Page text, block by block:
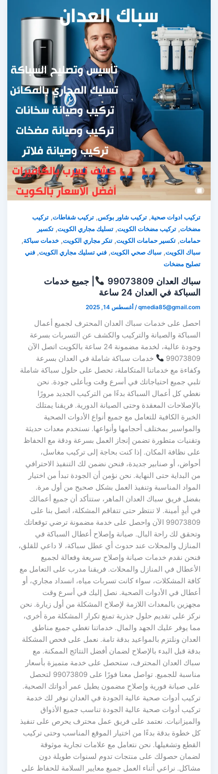
تركيب ادوات صحية,تركيب شاور بوكس,تركيب شفاطات,تركيب
مضخات,تركيب مضخات الكويت,تسليك مجاري الكويت,تكسير
حمامات,تكسير حمامات الكويت,تنكر مجاري الكويت,خدمات سباكة,
سباك الكويت,سباك صحي الكويت,فني تسليك مجاري الكويت,فني
تصليح مضخات
سباك العدان 99073809
| جميع خدمات
السباكة في العدان 24 ساعة
qmedia85@gmail.com
/أغسطس 14, 2025
احصل على خدمات سباك العدان المحترف لجميع أعمال
السباكة والصيانة والتركيب والكشف عن التسربات بسرعة
وجودة عالية، لخدمة مضمونة 24 ساعة بالكويت اتصل الآن
99073809
خدمات سباكة شاملة في العدان بسرعة
وكفاءة مع خدماتنا المتكاملة، تحصل على حلول سباكة شاملة
تلبي جميع احتياجاتك في أسرع وقت وبأعلى جودة. نحن
نغطي كل أعمال السباكة بدءًا من التركيب الجديد مرورًا
بالإصلاحات المعقدة وحتى الصيانة الدورية. فريقنا يمتلك
الخبرة الكافية للتعامل مع جميع أنواع الأدوات الصحية
والمواسير بمختلف أحجامها وأنواعها. نستخدم معدات حديثة
وتقنيات متطورة تضمن إنجاز العمل بسرعة ودقة مع الحفاظ
على نظافة المكان. إذا كنت بحاجة إلى تركيب مغاسل،
أحواض، أو صنابير جديدة، فنحن نضمن لك التنفيذ الاحترافي
من البداية حتى النهاية. نحن نؤمن أن الجودة تبدأ من اختيار
المواد المناسبة وتنفيذ العمل بشكل صحيح من أول مرة.
بفضل فريق سباك العدان الماهر، ستتأكد أن جميع أعمالك
في أيدٍ أمينة. لا تنتظر حتى تتفاقم المشكلة، اتصل بنا على
99073809 الآن واحصل على خدمة مضمونة ترضي توقعاتك
وتحقق لك راحة البال. صيانة وإصلاح أعطال السباكة في
المنازل والمحلات عند حدوث أي عطل سباكة، لا داعي للقلق،
فنحن نقدم خدمات صيانة وإصلاح سريعة وفعالة لجميع
الأعطال في المنازل والمحلات. فريقنا مدرب على التعامل مع
كافة المشكلات، سواء كانت تسربات مياه، انسداد مجاري، أو
أعطال في الأدوات الصحية. نصل إليك في أسرع وقت
مجهزين بالمعدات اللازمة لإصلاح المشكلة من أول زيارة. نحن
نركز على تقديم حلول جذرية تمنع تكرار المشكلة مرة أخرى،
مما يوفر عليك الجهد والمال. خدماتنا تغطي جميع مناطق
العدان ونلتزم بالمواعيد بدقة تامة. نعمل على فحص المشكلة
بدقة قبل البدء بالإصلاح لضمان أفضل النتائج الممكنة. مع
سباك العدان المحترف، ستحصل على خدمة متميزة بأسعار
مناسبة للجميع. تواصل معنا فورًا على 99073809 لتحصل
على صيانة فورية وإصلاح مضمون يطيل عمر أدواتك الصحية.
تركيب أدوات صحية عالية الجودة في العدان نوفر لك خدمة
تركيب أدوات صحية عالية الجودة تناسب جميع الأذواق
والميزانيات. نعتمد على فريق عمل محترف يحرص على تنفيذ
كل خطوة بدقة بدءًا من اختيار الموقع المناسب وحتى تركيب
القطع وتشغيلها. نحن نتعامل مع علامات تجارية موثوقة
لضمان حصولك على منتجات تدوم لسنوات طويلة دون
مشاكل. نراعي أثناء العمل جميع معايير السلامة للحفاظ على